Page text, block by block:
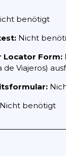
benötigt
Nicht
Locator Form:
Viajeros)
Nicht benötigt